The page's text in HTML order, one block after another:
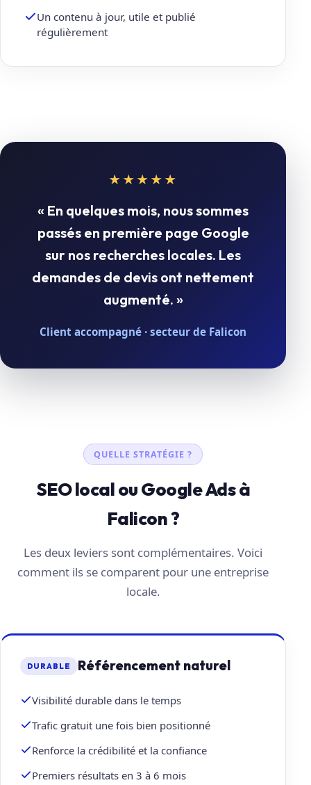
Un contenu à jour, utile et publié
régulièrement
★★★★★
« En quelques mois, nous sommes
passés en première page Google
sur nos recherches locales. Les
demandes de devis ont nettement
augmenté. »
Client accompagné · secteur de Falicon
QUELLE STRATÉGIE ?
SEO local ou Google Ads à
Falicon ?
Les deux leviers sont complémentaires. Voici
comment ils se comparent pour une entreprise
locale.
DURABLE Référencement naturel
Visibilité durable dans le temps
Trafic gratuit une fois bien positionné
Renforce la crédibilité et la confiance
Premiers résultats en 3 à 6 mois